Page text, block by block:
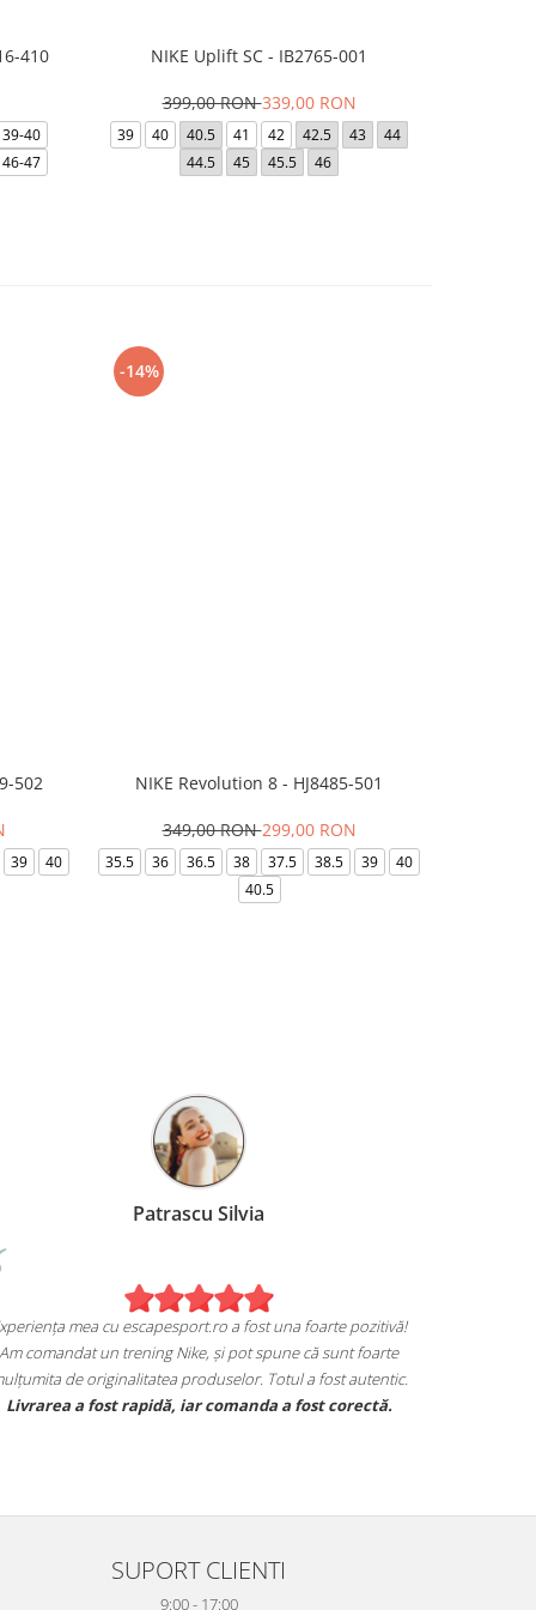
410
39-40
46-47
NIKE Uplift SC - IB2765-001
399,00 RON339,00 RON
39 40 40.5 41 42 42.5 43
44
44.5
45 45.5 46
502
39 40
-14%
NIKE Revolution 8 - HJ8485-501
349,00 RON299,00 RON
35.5 36 36.5 38 37.5 38.5 39
40
40.5
Patrascu Silvia
mea cu escapesport.ro a fost una foarte pozitivă!
Am comandat un trening Nike, și pot spune că sunt foarte
de originalitatea produselor. Totul a fost autentic.
Livrarea a fost rapidă, iar comanda a fost corectă.
SUPORT CLIENTI
9:00 - 17:00